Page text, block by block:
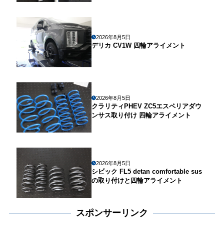
2026年8月5日
デリカ CV1W 四輪アライメント
2026年8月5日
クラリティPHEV ZC5エスペリアダウ
ンサス取り付け 四輪アライメント
2026年8月5日
シビック FL5 detan comfortable sus
の取り付けと四輪アライメント
スポンサーリンク